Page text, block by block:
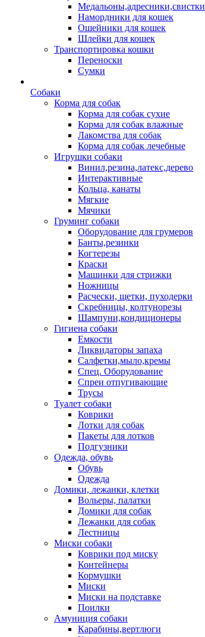
Медальоны,адресники,свистки
Намордники для кошек
Ошейники для кошек
Шлейки для кошек
Транспортировка кошки
Переноски
Сумки
Собаки
Корма для собак
Корма для собак сухие
Корма для собак влажные
Лакомства для собак
Корма для собак лечебные
Игрушки собаки
Винил,резина,латекс,дерево
Интерактивные
Кольца, канаты
Мягкие
Мячики
Груминг собаки
Оборудование для грумеров
Банты,резинки
Когтерезы
Краски
Машинки для стрижки
Ножницы
Расчески, щетки, пуходерки
Скребницы, колтунорезы
Шампуни,кондиционеры
Гигиена собаки
Емкости
Ликвидаторы запаха
Салфетки,мыло,кремы
Спец. Оборудование
Спреи отпугивающие
Трусы
Туалет собаки
Коврики
Лотки для собак
Пакеты для лотков
Подгузники
Одежда, обувь
Обувь
Одежда
Домики, лежанки, клетки
Вольеры, палатки
Домики для собак
Лежанки для собак
Лестницы
Миски собаки
Коврики под миску
Контейнеры
Кормушки
Миски
Миски на подставке
Поилки
Амуниция собаки
Карабины,вертлюги